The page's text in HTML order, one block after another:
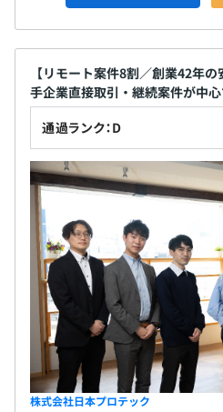
スプレイを全席に配置していま
ウォーターフォール、アジャイ
Docker
昇給：年1回（4月予定）
※2025年度は【＋9,000円】の
各種社会保険（健康／介護、
東京都情報サービス産業健康保
無期雇用
3カ月（期間中退職金制度未加
ざいません）
【リモート案件8割／創業42年
手企業直接取引・継続案件が中
通過ランク：D
株式会社日本プロテック